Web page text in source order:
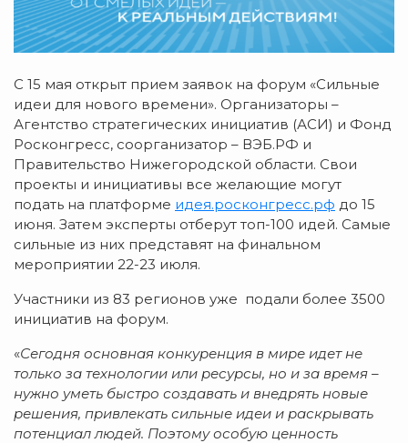
С 15 мая открыт прием заявок на форум «Сильные
идеи для нового времени». Организаторы –
Агентство стратегических инициатив (АСИ) и Фонд
Росконгресс, соорганизатор – ВЭБ.РФ и
Правительство Нижегородской области. Свои
проекты и инициативы все желающие могут
подать на платформе идея.росконгресс.рф до 15
июня. Затем эксперты отберут топ-100 идей. Самые
сильные из них представят на финальном
мероприятии 22-23 июля.
Участники из 83 регионов уже подали более 3500
инициатив на форум.
«Сегодня основная конкуренция в мире идет не
только за технологии или ресурсы, но и за время –
нужно уметь быстро создавать и внедрять новые
решения, привлекать сильные идеи и раскрывать
потенциал людей. Поэтому особую ценность